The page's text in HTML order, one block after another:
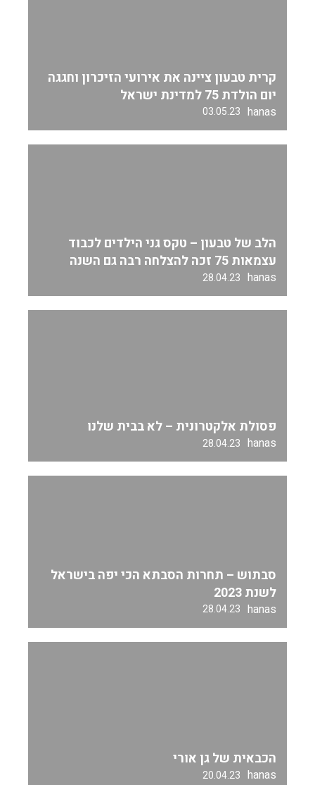
קרית טבעון ציינה את אירועי הזיכרון וחגגה
יום הולדת 75 למדינת ישראל
hanas
03.05.23
הלב של טבעון – טקס גני הילדים לכבוד
עצמאות 75 זכה להצלחה רבה גם השנה
hanas
28.04.23
פסולת אלקטרונית – לא בבית שלנו
hanas
28.04.23
סבתוש – תחרות הסבתא הכי יפה בישראל
לשנת 2023
hanas
28.04.23
הכבאית של גן אורי
hanas
20.04.23